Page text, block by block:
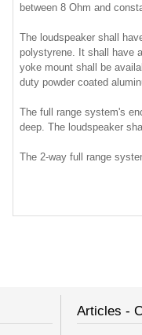
between 8 Ohm and
The loudspeaker shall
polystyrene. It shall have
yoke mount shall be
duty powder coated
The full range system's
deep. The loudspeaker
The 2-way full range
Articles -